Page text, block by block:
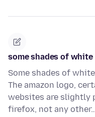
some shades of
Some shades of
The amazon logo,
websites are slightly
firefox, not any